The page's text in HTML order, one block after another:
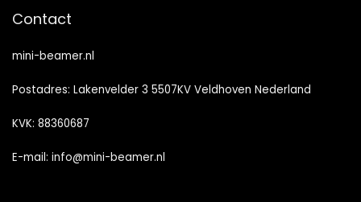
Contact
mini-beamer.nl
Postadres: Lakenvelder 3 5507KV Veldhoven Nederland
KVK: 88360687
E-mail: info@mini-beamer.nl